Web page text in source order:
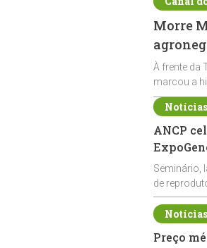
Morre
À frente da
marcou a
ANCP
Seminário,
de
durante a
Preço